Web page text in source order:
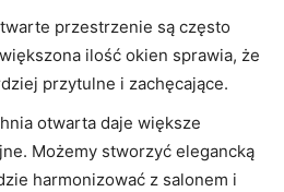
przestrzenie są często
ilość okien sprawia, że
przytulne i zachęcające.
otwarta daje większe
Możemy stworzyć elegancką
harmonizować z salonem i